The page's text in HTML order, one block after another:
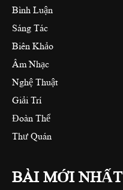
Bình Luận
Sáng Tác
Biên Khảo
Âm Nhạc
Nghệ Thuật
Giải Trí
Đoàn Thể
Thư Quán
BÀI MỚI NHẤT